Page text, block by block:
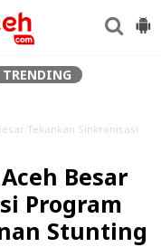
TRENDING
Tekankan Sinkronisasi
Besar
Program
Stunting